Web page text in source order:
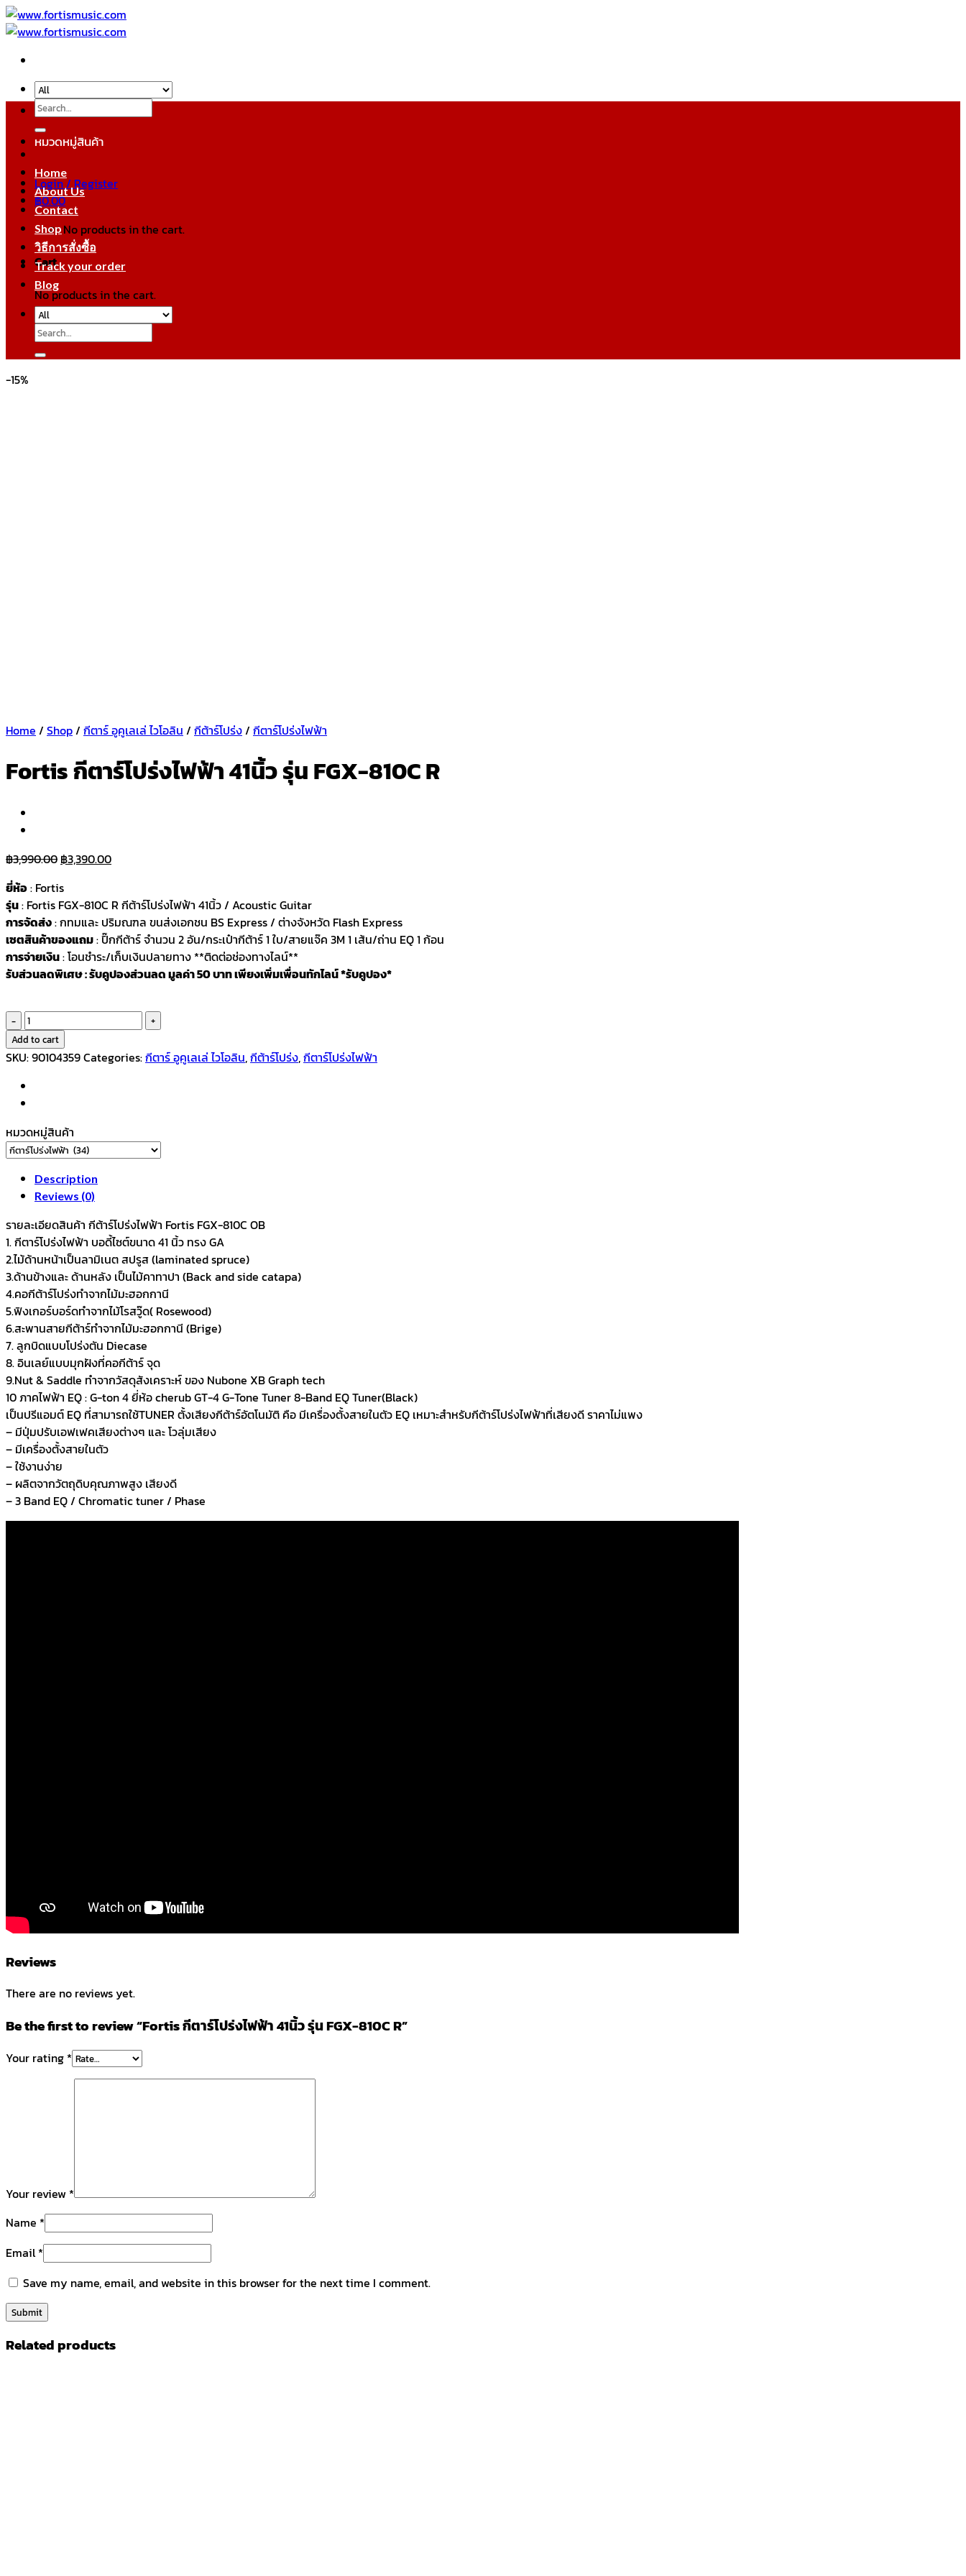
Skip
to
Search
for:
Login / Register
฿0.00
No products in the cart.
Cart
No products in the cart.
หมวดหมู่สินค้า
Home
About Us
Contact
Shop
วิธีการสั่งซื้อ
Track your order
Blog
Search
for:
-15%
Home / Shop/ กีตาร์ อูคูเลเล่ ไวโอลิน / กีต้าร์โปร่ง/ กีตาร์โปร่งไฟฟ้า
Fortis กีตาร์โปร่งไฟฟ้า 41นิ้ว รุ่น FGX-810C R
฿3,990.00 Original
was:
฿3,990.00.
฿3,390.00Current
฿3,390.00.
ยี่ห้อ: Fortis
รุ่น: Fortis FGX-810C R กีต้าร์โปร่งไฟฟ้า 41นิ้ว / Acoustic Guitar
การจัดส่ง: กทมและ ปริมณฑล ขนส่งเอกชน BS Express / ต่างจังหวัด Flash Express
เซตสินค้าของแถม: ปิ๊กกีต้าร์ จำนวน 2 อัน/กระเป๋ากีต้าร์ 1 ใบ/สายแจ๊ค 3M 1 เส้น/ถ่าน EQ 1 ก้อน
การจ่ายเงิน: โอนชำระ/เก็บเงินปลายทาง **ติดต่อช่องทางไลน์**
รับส่วนลดพิเศษ : รับคูปองส่วนลด มูลค่า 50 บาท เพียงเพิ่มเพื่อนทักไลน์ *รับคูปอง*
Fortis
กีตาร์
โปร่ง
41นิ้ว
รุ่น
FGX-
810C
R
quantity
Add to cart
SKU:90104359Categories:กีตาร์ อูคูเลเล่ ไวโอลิน,กีต้าร์โปร่ง,กีตาร์โปร่งไฟฟ้า
หมวดหมู่สินค้า
Description
Reviews (0)
รายละเอียดสินค้า กีต้าร์โปร่งไฟฟ้า Fortis FGX-810C OB
1. กีตาร์โปร่งไฟฟ้า บอดี้ไซต์ขนาด 41 นิ้ว ทรง GA
2.ไม้ด้านหน้าเป็นลามิเนต สปรูส (laminated spruce)
3.ด้านข้างและ ด้านหลัง เป็นไม้คาทาปา (Back and side catapa)
4.คอกีต้าร์โปร่งทำจากไม้มะฮอกกานี
5.ฟิงเกอร์บอร์ดทำจากไม้โรสวู๊ด( Rosewood)
6.สะพานสายกีต้าร์ทำจากไม้มะฮอกกานี (Brige)
7. ลูกบิดแบบโปร่งตัน Diecase
8. อินเลย์แบบมุกฝังที่คอกีต้าร์ จุด
9.Nut & Saddle ทำจากวัสดุสังเคราะห์ ของ Nubone XB Graph tech
10 ภาคไฟฟ้า EQ : G-ton 4 ยี่ห้อ cherub GT-4 G-Tone Tuner 8-Band EQ Tuner(Black)
เป็นปรีแอมต์ EQ ที่สามารถใช้TUNER ตั้งเสียงกีต้าร์อัตโนมัติ คือ มีเครื่องตั้งสายในตัว EQ เหมาะสำหรับกีต้าร์โปร่งไฟฟ้าที่เสียงดี ราคาไม่แพง
– มีปุ่มปรับเอฟเฟคเสียงต่างๆ และ โวลุ่มเสียง
– มีเครื่องตั้งสายในตัว
– ใช้งานง่าย
– ผลิตจากวัตถุดิบคุณภาพสูง เสียงดี
– 3 Band EQ / Chromatic tuner / Phase
Reviews
There are no reviews yet.
Be the first to review “Fortis กีตาร์โปร่งไฟฟ้า 41นิ้ว รุ่น FGX-810C R”
Your rating *
Your review *
Name *
Email*
Save my name, email, and website in this browser for the next time I comment.
Related products